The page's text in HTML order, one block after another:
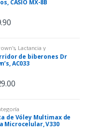
CASIO MX-8B
, Lactancia y
, Sin Categoría
de biberones Dr
AC033
de Vóley Multimax de
Microcelular, V330